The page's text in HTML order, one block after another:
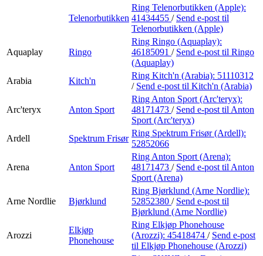
Telenorbutikken
Ring Telenorbutikken (Apple):
41434455 / Send e-post til
Telenorbutikken (Apple)
Aquaplay Ringo
Ring Ringo (Aquaplay):
46185091 / Send e-post til Ringo
(Aquaplay)
Arabia
Kitch'n
Ring Kitch'n (Arabia): 51110312
/ Send e-post til Kitch'n (Arabia)
Arc'teryx Anton Sport
Ring Anton Sport (Arc'teryx):
48171473 / Send e-post til Anton
Sport (Arc'teryx)
Ardell
Spektrum Frisør
Ring Spektrum Frisør (Ardell):
52852066
Arena Anton Sport
Ring Anton Sport (Arena):
48171473 / Send e-post til Anton
Sport (Arena)
Arne Nordlie Bjørklund
Ring Bjørklund (Arne Nordlie):
52852380 / Send e-post til
Bjørklund (Arne Nordlie)
Arozzi
Elkjøp
Phonehouse
Ring Elkjøp Phonehouse
(Arozzi): 45418474 / Send e-post
til Elkjøp Phonehouse (Arozzi)